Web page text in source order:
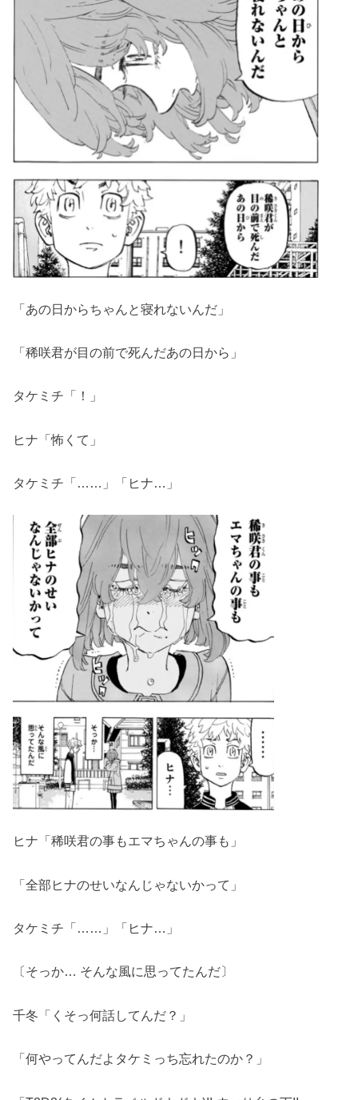
「あの日からちゃんと寝れないんだ」
「稀咲君が目の前で死んだあの日から」
タケミチ「！」
ヒナ「怖くて」
タケミチ「……」「ヒナ…」
ヒナ「稀咲君の事もエマちゃんの事も」
「全部ヒナのせいなんじゃないかって」
タケミチ「……」「ヒナ…」
〔そっか… そんな風に思ってたんだ〕
千冬「くそっ何話してんだ？」
「何やってんだよタケミっち忘れたのか？」